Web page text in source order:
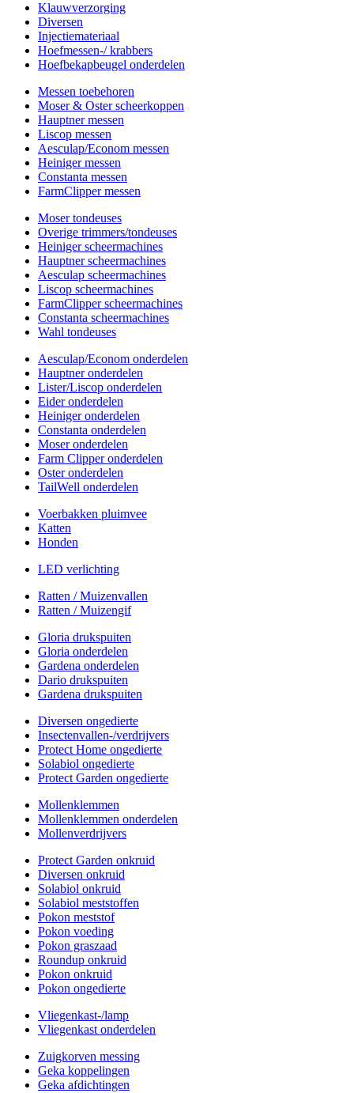
Klauwverzorging
Diversen
Injectiemateriaal
Hoefmessen-/ krabbers
Hoefbekapbeugel onderdelen
Messen toebehoren
Moser & Oster scheerkoppen
Hauptner messen
Liscop messen
Aesculap/Econom messen
Heiniger messen
Constanta messen
FarmClipper messen
Moser tondeuses
Overige trimmers/tondeuses
Heiniger scheermachines
Hauptner scheermachines
Aesculap scheermachines
Liscop scheermachines
FarmClipper scheermachines
Constanta scheermachines
Wahl tondeuses
Aesculap/Econom onderdelen
Hauptner onderdelen
Lister/Liscop onderdelen
Eider onderdelen
Heiniger onderdelen
Constanta onderdelen
Moser onderdelen
Farm Clipper onderdelen
Oster onderdelen
TailWell onderdelen
Voerbakken pluimvee
Katten
Honden
LED verlichting
Ratten / Muizenvallen
Ratten / Muizengif
Gloria drukspuiten
Gloria onderdelen
Gardena onderdelen
Dario drukspuiten
Gardena drukspuiten
Diversen ongedierte
Insectenvallen-/verdrijvers
Protect Home ongedierte
Solabiol ongedierte
Protect Garden ongedierte
Mollenklemmen
Mollenklemmen onderdelen
Mollenverdrijvers
Protect Garden onkruid
Diversen onkruid
Solabiol onkruid
Solabiol meststoffen
Pokon meststof
Pokon voeding
Pokon graszaad
Roundup onkruid
Pokon onkruid
Pokon ongedierte
Vliegenkast-/lamp
Vliegenkast onderdelen
Zuigkorven messing
Geka koppelingen
Geka afdichtingen